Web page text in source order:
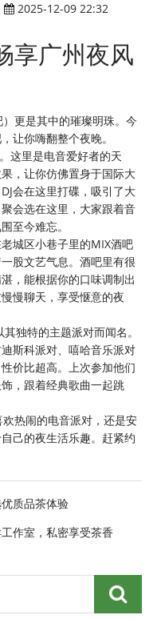
2025-12-09 22:32
享广州夜风
更是其中的璀璨明珠。今
让你嗨翻整个夜晚。
这里是电音爱好者的天
，让你仿佛置身于国际大
会在这里打碟，吸引了大
会选在这里，大家跟着音
至今难忘。
城区小巷子里的MIX酒吧
股文艺气息。酒吧里有很
，能根据你的口味调制出
慢聊天，享受惬意的夜
独特的主题派对而闻名。
斯科派对、嘻哈音乐派对
价比超高。上次参加他们
，跟着经典歌曲一起跳
热闹的电音派对，还是安
己的夜生活乐趣。赶紧约
质品茶体验
作室，私密享受茶香